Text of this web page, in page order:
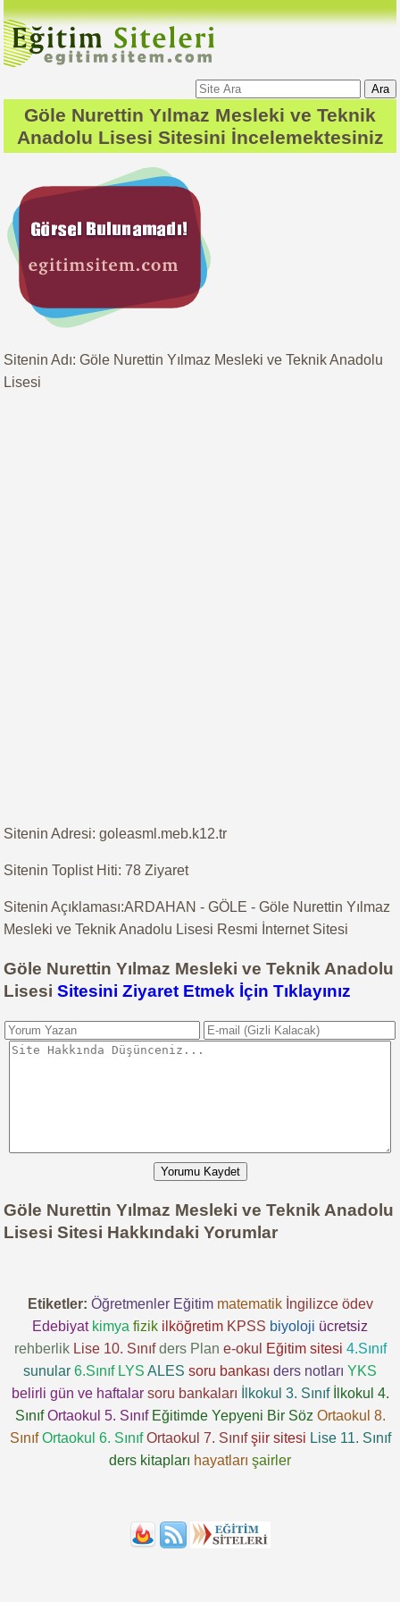
Ara
Göle Nurettin Yılmaz Mesleki ve Teknik
Anadolu Lisesi Sitesini İncelemektesiniz
Sitenin Adı: Göle Nurettin Yılmaz Mesleki ve Teknik Anadolu
Lisesi
Sitenin Adresi: goleasml.meb.k12.tr
Sitenin Toplist Hiti: 78 Ziyaret
Sitenin Açıklaması:ARDAHAN - GÖLE - Göle Nurettin Yılmaz
Mesleki ve Teknik Anadolu Lisesi Resmi İnternet Sitesi
Göle Nurettin Yılmaz Mesleki ve Teknik Anadolu
LisesiSitesini Ziyaret Etmek İçin Tıklayınız
Yorumu Kaydet
Göle Nurettin Yılmaz Mesleki ve Teknik Anadolu
Lisesi Sitesi Hakkındaki Yorumlar
Etiketler: Öğretmenler Eğitim matematik İngilizce ödev
Edebiyat kimya fizik ilköğretim KPSS biyoloji ücretsiz
rehberlik Lise 10. Sınıf ders Plan e-okul Eğitim sitesi 4.Sınıf
sunular 6.Sınıf LYS ALES soru bankası ders notları YKS
belirli gün ve haftalar soru bankaları İlkokul 3. Sınıf
İlkokul 4.
Sınıf Ortaokul 5. Sınıf Eğitimde Yepyeni Bir Söz Ortaokul 8.
Sınıf Ortaokul 6. Sınıf Ortaokul 7. Sınıf şiir sitesi Lise 11. Sınıf
ders kitapları hayatları şairler